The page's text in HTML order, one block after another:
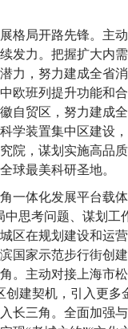
格局开路先锋。主
发力。把握扩大内
力，努力建成全省
欧班列提升功能和
自贸区，努力建成
学装置集中区建设
院，谋划实施高品
球最美科研圣地。
一体化发展平台载
思考问题、谋划工
区在规划建设和运
国家示范步行街创
。主动对接上海市
建契机，引入更多
长三角。全面加强